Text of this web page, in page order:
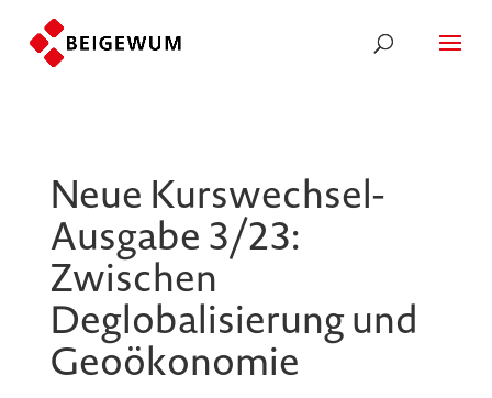
Neue Kurswechsel-
Ausgabe 3/23:
Zwischen
Deglobalisierung und
Geoökonomie